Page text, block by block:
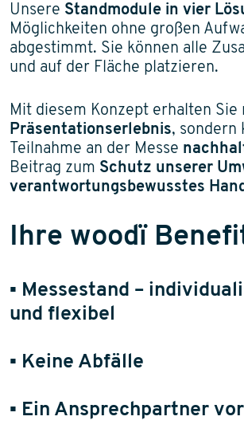
Unsere Standmodule in vier
Möglichkeiten ohne großen
abgestimmt. Sie können alle
und auf der Fläche platzieren.
Mit diesem Konzept erhalten Sie
Präsentationserlebnis, sondern
Teilnahme an der Messe
Beitrag zum Schutz unserer
verantwortungsbewusstes
Ihre woodï
▪ Messestand –
und flexibel
▪ Keine Abfälle
▪ Ein Ansprechpartner